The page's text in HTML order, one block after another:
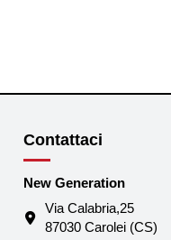
Contattaci
New Generation
Via Calabria,25
87030 Carolei (CS)